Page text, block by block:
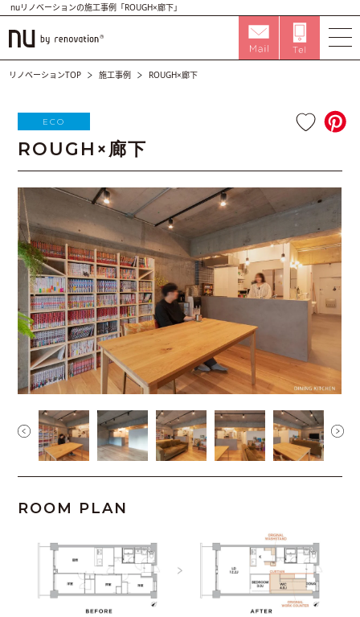
nuリノベーションの施工事例「ROUGH×廊下」
リノベーションTOP 施工事例 ROUGH×廊下
ECO
ROUGH×廊下
ROOM PLAN